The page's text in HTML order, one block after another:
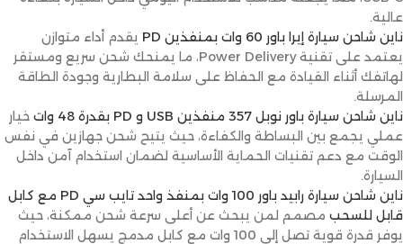
عالية.
ناين شاحن سيارة إيرا باور 60 وات بمنفذين PD
يقدم أداء متوازن
يعتمد على تقنية Power Delivery، ما يمنحك شحن سريع ومستقر
لهاتفك أثناء القيادة مع الحفاظ على سلامة البطارية وجودة الطاقة
المرسلة.
ناين شاحن سيارة باور نوبل 357 منفذين USB و PD بقدرة 48 وات
خيار
عملي يجمع بين البساطة والكفاءة، حيث يتيح شحن جهازين في نفس
الوقت مع دعم تقنيات الحماية الأساسية لضمان استخدام آمن داخل
السيارة.
ناين شاحن سيارة رابيد باور 100 وات بمنفذ واحد تايب سي PD مع كابل
قابل للسحب مصمم لمن يبحث عن أعلى سرعة شحن ممكنة، حيث
يوفر قدرة قوية تصل إلى 100 وات مع كابل مدمج يسهل الاستخدام